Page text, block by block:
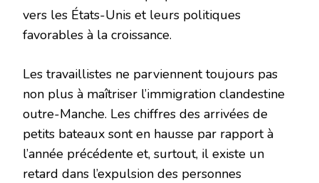
vers les États-Unis et leurs politiques
favorables à la croissance.
Les travaillistes ne parviennent toujours pas
non plus à maîtriser l’immigration clandestine
outre-Manche. Les chiffres des arrivées de
petits bateaux sont en hausse par rapport à
l’année précédente et, surtout, il existe un
retard dans l’expulsion des personnes